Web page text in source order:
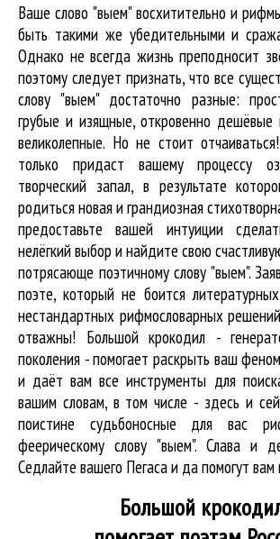
Ваше слово "выем" восхитительно и
быть такими же убедительными и
Однако не всегда жизнь преподносит
поэтому следует признать, что все
слову "выем" достаточно разные:
грубые и изящные, откровенно дешёвые
великолепные. Но не стоит
только придаст вашему процессу
творческий запал, в результате
родиться новая и грандиозная
предоставьте вашей интуиции
нелёгкий выбор и найдите свою
потрясающе поэтичному слову "выем".
поэте, который не боится
нестандартных рифмословарных
отважны! Большой крокодил -
поколения - помогает раскрыть ваш
и даёт вам все инструменты для
вашим словам, в том числе - здесь и
поистине судьбоносные для вас
феерическому слову "выем". Слава и
Седлайте вашего Пегаса и да помогут вам
Большой